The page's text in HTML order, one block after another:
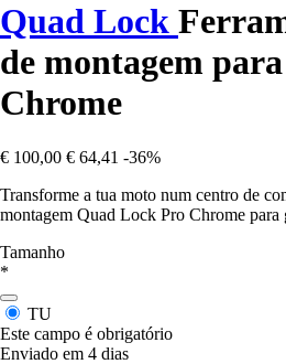
Quad Lock
de montagem
Chrome
€ 100,00 € 64,41 -36%
Transforme a tua moto num centro de
montagem Quad Lock Pro Chrome
Tamanho
*
TU
Este campo é obrigatório
Enviado em 4 dias